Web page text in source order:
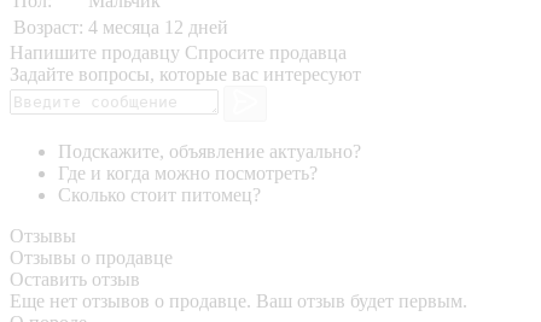
Возраст: 4 месяца 12 дней
Напишите продавцу Спросите продавца
Задайте вопросы, которые вас интересуют
Подскажите, объявление актуально?
Где и когда можно посмотреть?
Сколько стоит питомец?
Отзывы
Отзывы о продавце
Оставить отзыв
Еще нет отзывов о продавце. Ваш отзыв будет первым.